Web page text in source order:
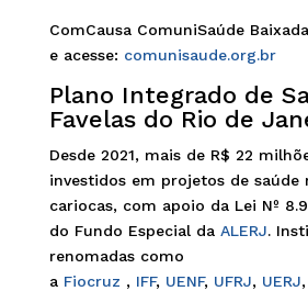
ComCausa ComuniSaúde
e acesse: comunisaude.org.br
Plano Integrado de
Favelas do Rio de
Desde 2021, mais de R$ 22
investidos em projetos de saúde
cariocas, com apoio da Lei Nº
do Fundo Especial da ALERJ.
renomadas como
a Fiocruz , IFF, UENF, UFRJ, UERJ,